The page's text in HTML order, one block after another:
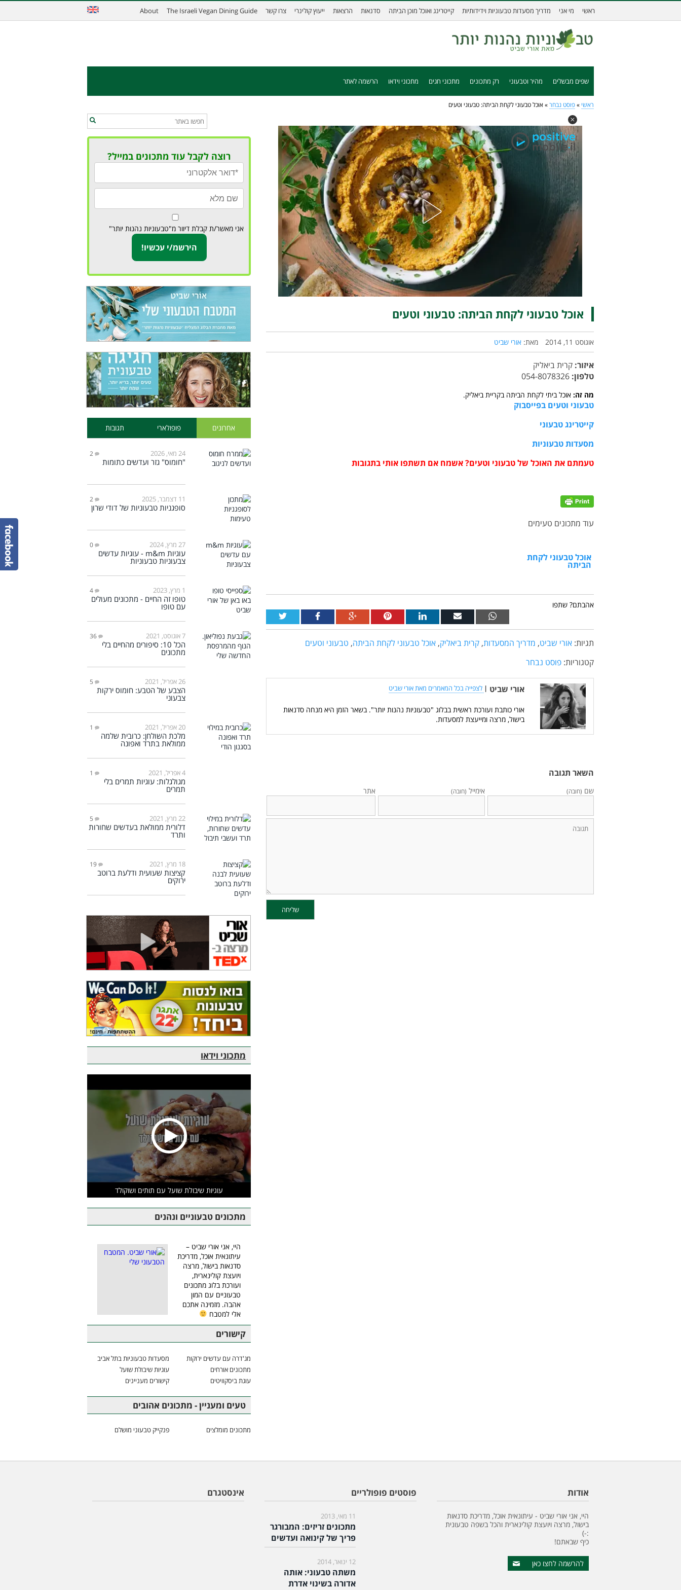
ראשי מי אני מדריך מסעדות טבעוניות וידידותיות קייטרינג ואוכל מוכן הביתה סדנאות הרצאות ייעוץ קולינרי צרו קשר The Israeli Vegan Dining Guide
About
שפים מבשלים מהיר וטבעוני רק מתכונים מתכוני חגים מתכוני וידאו הרשמה לאתר
ראשי » פוסט נבחר » אוכל טבעוני לקחת הביתה: טבעוני וטעים
אוכל טבעוני לקחת הביתה: טבעוני וטעים
אוגוסט 11, 2014 מאת: אורי שביט
איזור: קרית ביאליק
טלפון:
מה זה: אוכל ביתי לקחת הביתה בקריית ביאליק.
טבעוני וטעים בפייסבוק
קייטרינג טבעוני
מסעדות טבעוניות
טעמתם את האוכל של טבעוני וטעים? אשמח אם תשתפו אותי בתגובות
עוד מתכונים טעימים
אוכל טבעוני לקחת
הביתה
אהבתם? שתפו
תגיות: אורי שביט, מדריך המסעדות, קרית ביאליק, אוכל טבעוני לקחת הביתה, טבעוני וטעים
קטגוריות: פוסט נבחר
אורי שביט | לצפייה בכל המאמרים מאת אורי שביט
אורי כותבת ועורכת ראשית בבלוג "טבעוניות נהנות יותר". בשאר הזמן היא מנחה סדנאות
בישול, מרצה ומייעצת למסעדות.
השאר תגובה
שם (חובה) אימייל (חובה) אתר
רוצה לקבל עוד מתכונים במייל?
אני מאשר/ת קבלת דיוור מ"טבעוניות נהנות יותר"
אחרונים פופולארי תגובות
24 מאי, 2026 2
"חומוס" גזר ועדשים כתומות
11 דצמבר, 2025 2
סופגניות טבעוניות של דודי שרון
27 מרץ, 2024 0
עוגיות m&m - עוגיות עדשים
צבעוניות טבעוניות
1 מרץ, 2023 4
טופו זה החיים - מתכונים מעולים
עם טופו
7 אוגוסט, 2021 36
הכל 10: סיפורים מהחיים בלי
מתכונים
26 אפריל, 2021 5
הצבע של הטבע: חומוס ירקות
צבעוני
20 אפריל, 2021 1
מלכת השולחן: כרובית שלמה
ממולאת בתרד ואפונה
4 אפריל, 2021 1
מגולגלות: עוגיות תמרים בלי
תמרים
22 מרץ, 2021 5
דלורית ממולאת בעדשים שחורות
ותרד
18 מרץ, 2021 19
קציצות שעועית ודלעת ברוטב
ירוקים
מתכוני וידאו
עוגיות שיבולת שועל עם תותים ושוקולד
מתכונים טבעוניים ונהנים
היי, אני אורי שביט –
עיתונאית אוכל, מדריכת
סדנאות בישול, מרצה
ויועצת קולינארית,
ועורכת בלוג מתכונים
טבעוניים עם המון
אהבה. מזמינה אתכם
אלי למטבח
קישורים
מג'דרה עם עדשים ירוקות
מסעדות טבעוניות בתל אביב
מתכונים אורחים
עוגיות שיבולת שועל
עוגת ביסקוויטים
קישורים מעניינים
טעים ומעניין - מתכונים אהובים
מתכונים מומלצים פנקייק טבעוני מושלם
אודות
היי, אני אורי שביט - עיתונאית אוכל, מדריכת סדנאות
בישול, מרצה ויועצת קולינארית והכל בשפה טבעונית
:-)
כיף שבאתם!
להרשמה לחצו כאן
פוסטים פופולריים
11 מאי, 2013
מתכונים זריזים: המבורגר
פריך של קינואה ועדשים
12 ינואר, 2014
משתה טבעוני: אותה
אדורה בשינוי אדרת
אינסטגרם